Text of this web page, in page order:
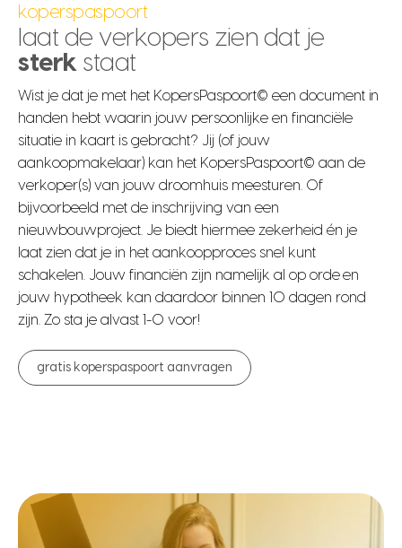
koperspaspoort
laat de verkopers zien dat je
sterk staat
Wist je dat je met het KopersPaspoort© een document in
handen hebt waarin jouw persoonlijke en financiële
situatie in kaart is gebracht? Jij (of jouw
aankoopmakelaar) kan het KopersPaspoort© aan de
verkoper(s) van jouw droomhuis meesturen. Of
bijvoorbeeld met de inschrijving van een
nieuwbouwproject. Je biedt hiermee zekerheid én je
laat zien dat je in het aankoopproces snel kunt
schakelen. Jouw financiën zijn namelijk al op orde en
jouw hypotheek kan daardoor binnen 10 dagen rond
zijn. Zo sta je alvast 1-0 voor!
gratis koperspaspoort aanvragen